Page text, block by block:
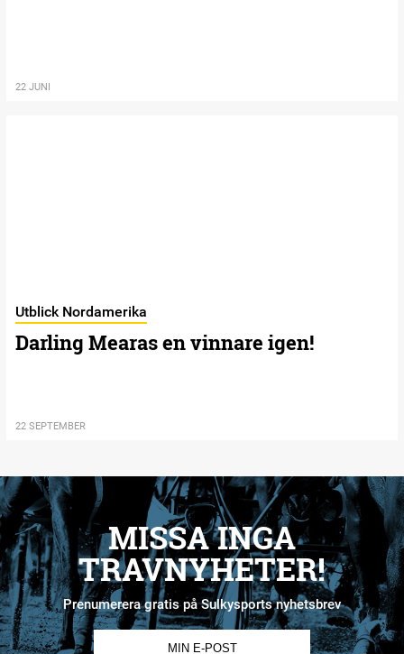
22 JUNI
Utblick Nordamerika
Darling Mearas en vinnare igen!
22 SEPTEMBER
MISSA INGA
TRAVNYHETER!
Prenumerera gratis på Sulkysports nyhetsbrev